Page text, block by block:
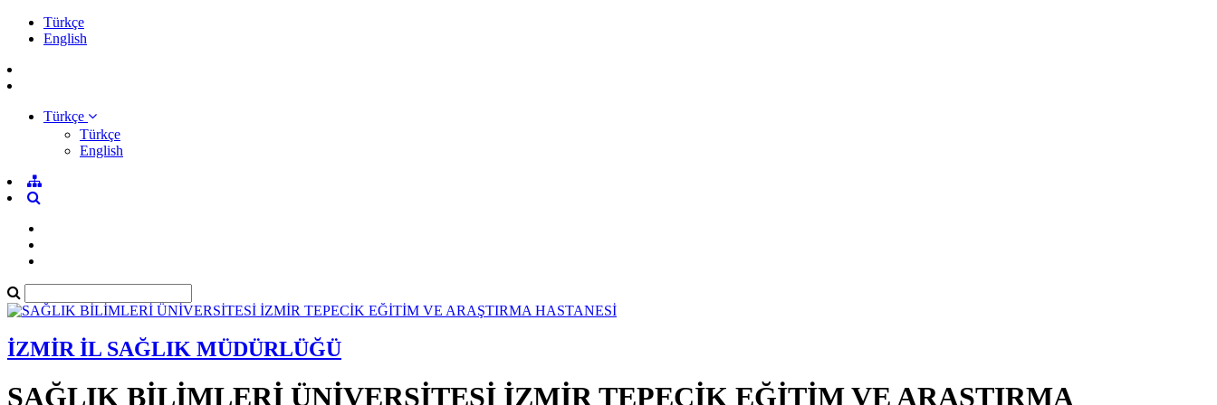
Türkçe
English
Türkçe
Türkçe
English
İZMİR İL SAĞLIK MÜDÜRLÜĞÜ
SAĞLIK BİLİMLERİ ÜNİVERSİTESİ İZMİR TEPECİK EĞİTİM VE ARAŞTIRMA